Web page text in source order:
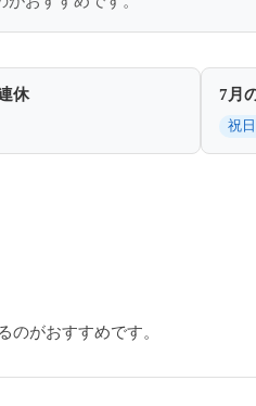
休 7月
祝
のがおすすめです。